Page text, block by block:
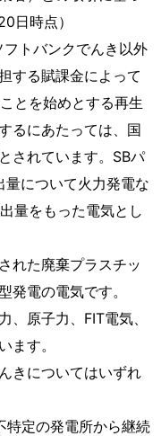
日時点）
トバンクでんき以外
する賦課金によって
とを始めとする再生
るにあたっては、国
されています。SBパ
量について火力発電な
量をもった電気とし
れた廃棄プラスチッ
発電の電気です。
、原子力、FIT電気、
ます。
きについてはいずれ
定の発電所から継続